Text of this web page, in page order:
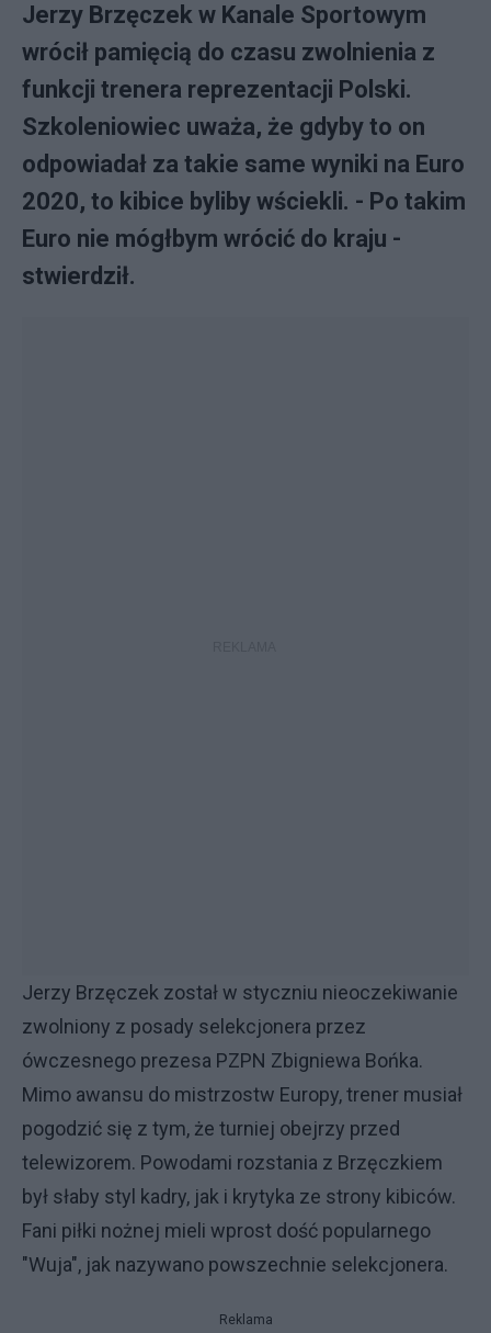
Jerzy Brzęczek w Kanale Sportowym
wrócił pamięcią do czasu zwolnienia z
funkcji trenera reprezentacji Polski.
Szkoleniowiec uważa, że gdyby to on
odpowiadał za takie same wyniki na Euro
2020, to kibice byliby wściekli. - Po takim
Euro nie mógłbym wrócić do kraju -
stwierdził.
Jerzy Brzęczek został w styczniu nieoczekiwanie
zwolniony z posady selekcjonera przez
ówczesnego prezesa PZPN Zbigniewa Bońka.
Mimo awansu do mistrzostw Europy, trener musiał
pogodzić się z tym, że turniej obejrzy przed
telewizorem. Powodami rozstania z Brzęczkiem
był słaby styl kadry, jak i krytyka ze strony kibiców.
Fani piłki nożnej mieli wprost dość popularnego
"Wuja", jak nazywano powszechnie selekcjonera.
Reklama